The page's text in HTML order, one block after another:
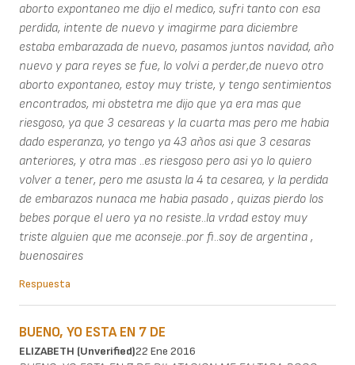
aborto expontaneo me dijo el medico, sufri tanto con esa
perdida, intente de nuevo y imagirme para diciembre
estaba embarazada de nuevo, pasamos juntos navidad, año
nuevo y para reyes se fue, lo volvi a perder,de nuevo otro
aborto expontaneo, estoy muy triste, y tengo sentimientos
encontrados, mi obstetra me dijo que ya era mas que
riesgoso, ya que 3 cesareas y la cuarta mas pero me habia
dado esperanza, yo tengo ya 43 años asi que 3 cesaras
anteriores, y otra mas ..es riesgoso pero asi yo lo quiero
volver a tener, pero me asusta la 4 ta cesarea, y la perdida
de embarazos nunaca me habia pasado , quizas pierdo los
bebes porque el uero ya no resiste..la vrdad estoy muy
triste alguien que me aconseje..por fi..soy de argentina ,
buenosaires
Respuesta
BUENO, YO ESTA EN 7 DE
ELIZABETH (unverified)22 Ene 2016